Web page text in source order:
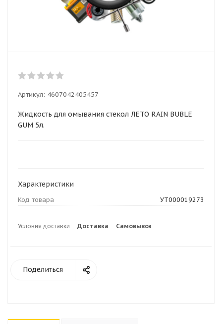
Артикул: 4607042405457
Жидкость для омывания стекол ЛЕТО RAIN BUBLE
GUM 5л.
Характеристики
Код товара УТ000019273
Условия доставки Доставка Самовывоз
Поделиться